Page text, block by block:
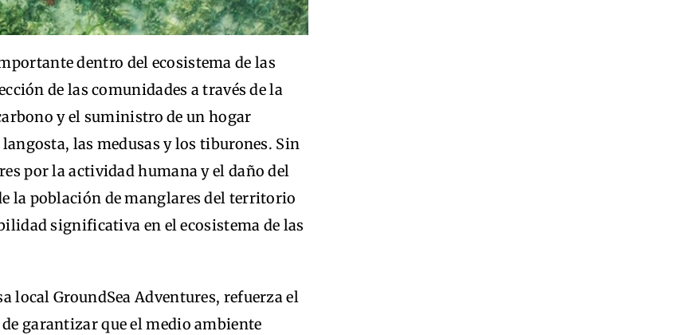
dentro del ecosistema de las
de las comunidades a través de la
y el suministro de un hogar
las medusas y los tiburones. Sin
por la actividad humana y el daño del
la población de manglares del territorio
significativa en el ecosistema de las
local GroundSea Adventures, refuerza el
garantizar que el medio ambiente